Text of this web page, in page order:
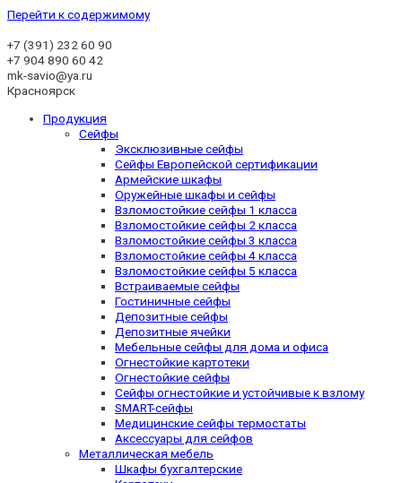
Перейти к содержимому
+7 (391) 232 60 90
+7 904 890 60 42
mk-savio@ya.ru
Красноярск
Продукция
Сейфы
Эксклюзивные сейфы
Сейфы Европейской сертификации
Армейские шкафы
Оружейные шкафы и сейфы
Взломостойкие сейфы 1 класса
Взломостойкие сейфы 2 класса
Взломостойкие сейфы 3 класса
Взломостойкие сейфы 4 класса
Взломостойкие сейфы 5 класса
Встраиваемые сейфы
Гостиничные сейфы
Депозитные сейфы
Депозитные ячейки
Мебельные сейфы для дома и офиса
Огнестойкие картотеки
Огнестойкие сейфы
Сейфы огнестойкие и устойчивые к взлому
SMART-сейфы
Медицинские сейфы термостаты
Аксессуары для сейфов
Металлическая мебель
Шкафы бухгалтерские